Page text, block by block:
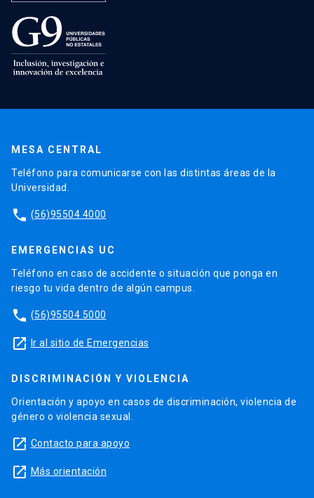
MESA CENTRAL
Teléfono para comunicarse con las distintas áreas de la
Universidad.
phone (56)95504 4000
EMERGENCIAS UC
Teléfono en caso de accidente o situación que ponga en
riesgo tu vida dentro de algún campus.
phone (56)95504 5000
launch Ir al sitio de Emergencias
DISCRIMINACIÓN Y VIOLENCIA
Orientación y apoyo en casos de discriminación, violencia de
género o violencia sexual.
launch Contacto para apoyo
launch Más orientación